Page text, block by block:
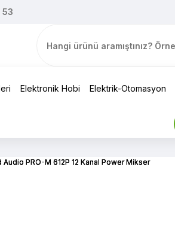
53
Elektronik Hobi Elektrik-Otomasyon